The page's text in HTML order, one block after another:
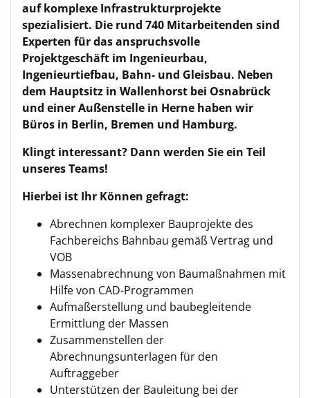
auf komplexe Infrastrukturprojekte
spezialisiert. Die rund 740 Mitarbeitenden sind
Experten für das anspruchsvolle
Projektgeschäft im Ingenieurbau,
Ingenieurtiefbau, Bahn- und Gleisbau. Neben
dem Hauptsitz in Wallenhorst bei Osnabrück
und einer Außenstelle in Herne haben wir
Büros in Berlin, Bremen und Hamburg.
Klingt interessant? Dann werden Sie ein Teil
unseres Teams!
Hierbei ist Ihr Können gefragt:
Abrechnen komplexer Bauprojekte des
Fachbereichs Bahnbau gemäß Vertrag und
VOB
Massenabrechnung von Baumaßnahmen mit
Hilfe von CAD-Programmen
Aufmaßerstellung und baubegleitende
Ermittlung der Massen
Zusammenstellen der
Abrechnungsunterlagen für den
Auftraggeber
Unterstützen der Bauleitung bei der